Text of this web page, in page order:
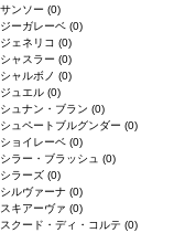
サンソー (0)
ジーガレーベ (0)
ジェネリコ (0)
シャスラー (0)
シャルボノ (0)
ジュエル (0)
シュナン・ブラン (0)
シュペートブルグンダー (0)
ショイレーベ (0)
シラー・ブラッシュ (0)
シラーズ (0)
シルヴァーナ (0)
スキアーヴァ (0)
スクード・ディ・コルテ (0)